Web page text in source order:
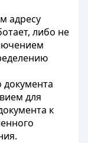
адресу
либо не
для
к